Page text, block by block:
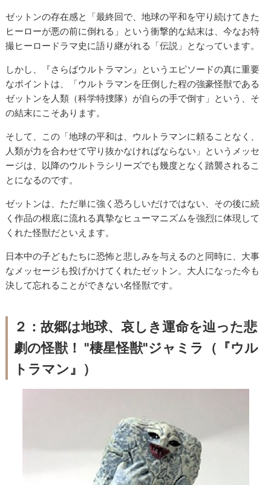
ゼットンの存在感と「最終回で、地球の平和を守り続けてきた
ヒーローが悪の前に倒れる」という衝撃的な結末は、今なお特
撮ヒーロードラマ史に語り継がれる「伝説」となっています。
しかし、『さらばウルトラマン』というエピソードの真に重要
なポイントは、「ウルトラマンを圧倒した程の強豪怪獣である
ゼットンを人類（科学特捜隊）が自らの手で倒す」という、そ
の結末にこそあります。
そして、この「地球の平和は、ウルトラマンに頼ることなく、
人類が力を合わせて守り抜かなければならない」というメッセ
ージは、以降のウルトラシリーズでも幾度となく踏襲されるこ
とになるのです。
ゼットンは、ただ単に強く恐ろしいだけではない、その後に続
く作品の根底に流れる真摯なヒューマニズムを強烈に体現して
くれた怪獣だといえます。
日本中の子どもたちに恐怖と悲しみを与えるのと同時に、大事
なメッセージも投げかけてくれたゼットン。大人になった今も
決して忘れることができない名怪獣です。
２：故郷は地球、哀しき運命を辿った悲
劇の怪獣！ "棲星怪獣"ジャミラ（『ウル
トラマン』）